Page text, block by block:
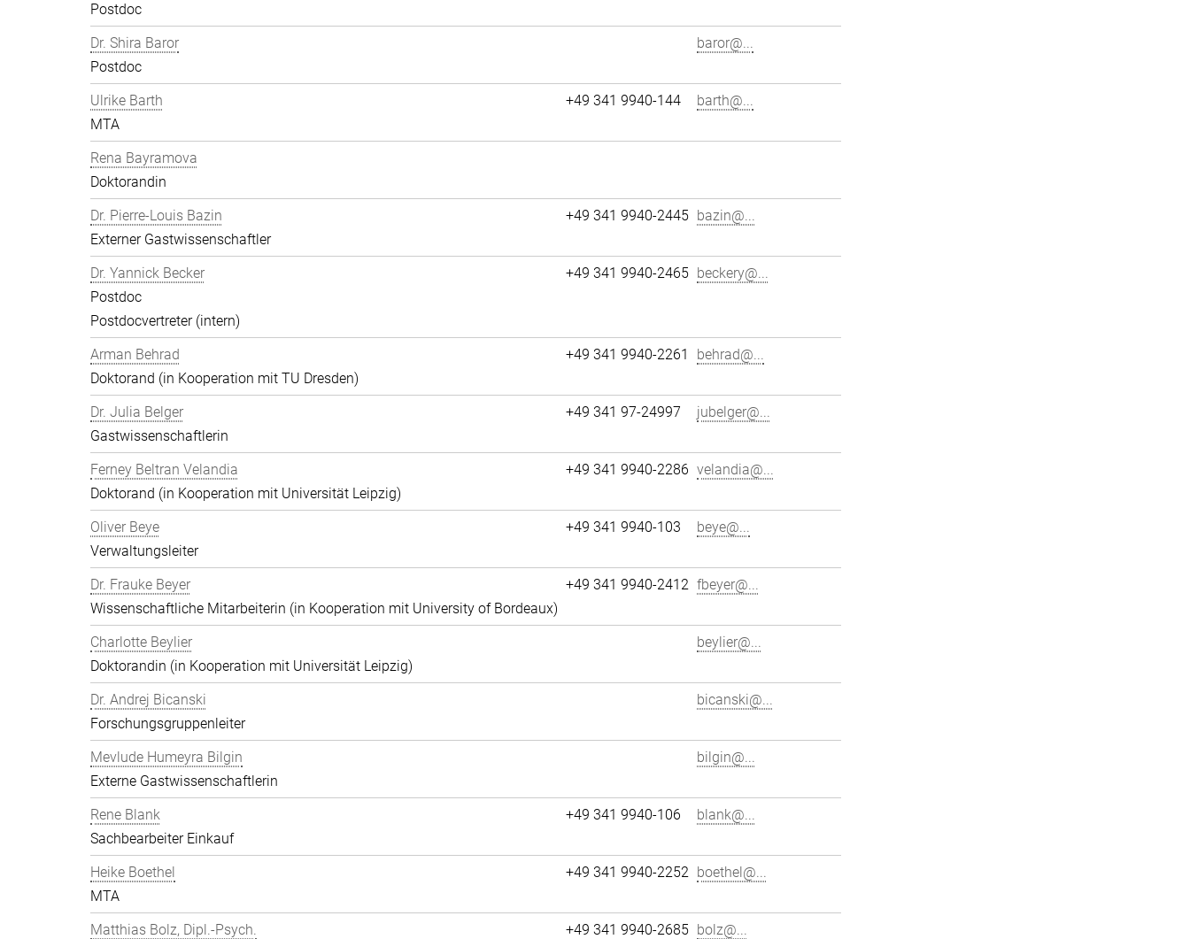
Postdoc
Dr. Shira Baror
Postdoc
baror@...
Ulrike Barth
MTA
+49 341 9940-144 barth@...
Rena Bayramova
Doktorandin
Dr. Pierre-Louis Bazin
Externer Gastwissenschaftler
+49 341 9940-2445 bazin@...
Dr. Yannick Becker
Postdoc
Postdocvertreter (intern)
+49 341 9940-2465 beckery@...
Arman Behrad
Doktorand (in Kooperation mit TU Dresden)
+49 341 9940-2261 behrad@...
Dr. Julia Belger
Gastwissenschaftlerin
+49 341 97-24997 jubelger@...
Ferney Beltran Velandia
Doktorand (in Kooperation mit Universität Leipzig)
+49 341 9940-2286 velandia@...
Oliver Beye
Verwaltungsleiter
+49 341 9940-103 beye@...
Dr. Frauke Beyer
Wissenschaftliche Mitarbeiterin (in Kooperation mit University of Bordeaux)
+49 341 9940-2412 fbeyer@...
Charlotte Beylier
Doktorandin (in Kooperation mit Universität Leipzig)
beylier@...
Dr. Andrej Bicanski
Forschungsgruppenleiter
bicanski@...
Mevlude Humeyra Bilgin
Externe Gastwissenschaftlerin
bilgin@...
Rene Blank
Sachbearbeiter Einkauf
+49 341 9940-106 blank@...
Heike Boethel
MTA
+49 341 9940-2252 boethel@...
Matthias Bolz, Dipl.-Psych.
+49 341 9940-2685 bolz@...